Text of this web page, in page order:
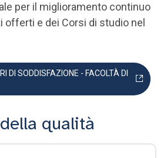
per il miglioramento continuo
offerti e dei Corsi di studio nel
DI SODDISFAZIONE - FACOLTÀ DI
qualità